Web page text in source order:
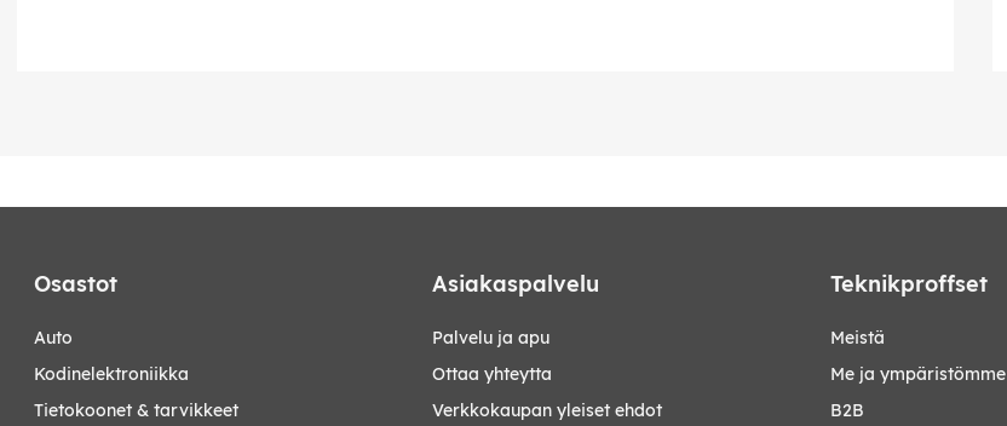
Osastot
auto
kodinelektroniikka
tietokoonet & tarvikkeet
Asiakaspalvelu
Palvelu ja apu
Ottaa yhteytta
Verkkokaupan yleiset ehdot
Teknikproffset
Meistä
Me ja ympäristömme
B2B